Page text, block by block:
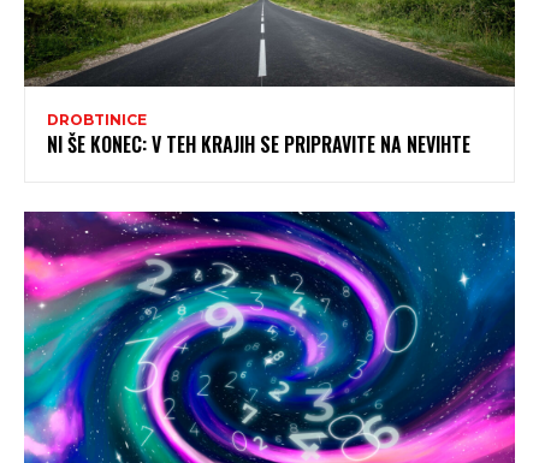
DROBTINICE
NI ŠE KONEC: V TEH KRAJIH SE PRIPRAVITE NA NEVIHTE